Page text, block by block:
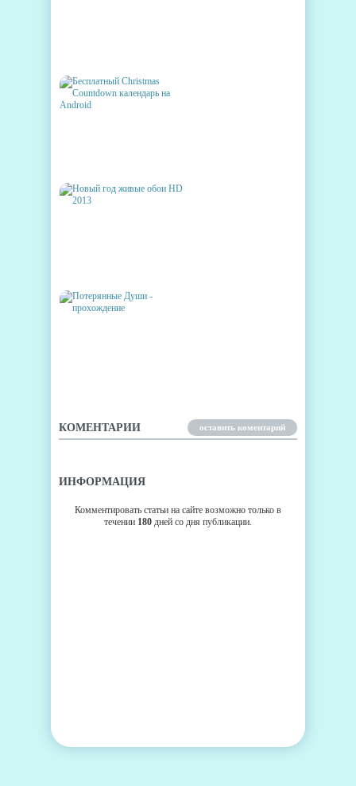
КОМЕНТАРИИ оставить коментарий
ИНФОРМАЦИЯ
Комментировать статьи на сайте возможно только в
течении 180 дней со дня публикации.